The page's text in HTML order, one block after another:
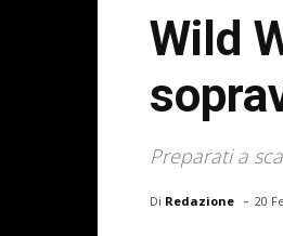
Wild
Preparati a
Di Redazione - 20